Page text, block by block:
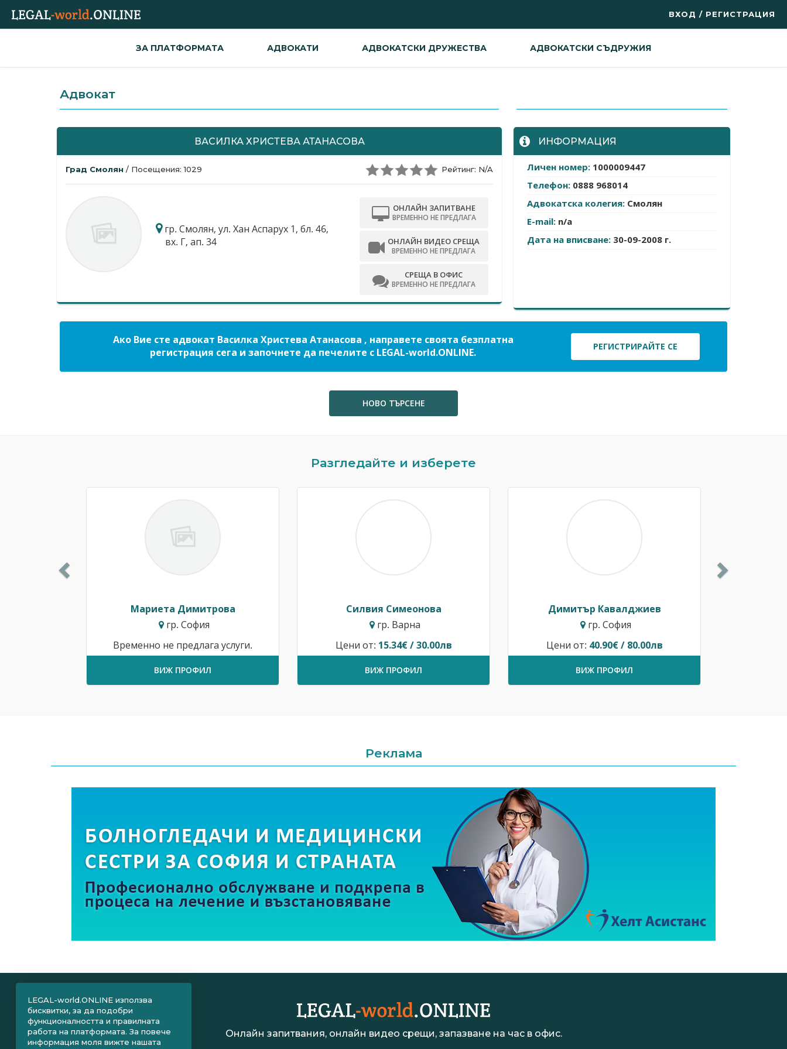
ВХОД / РЕГИСТРАЦИЯ
ЗА ПЛАТФОРМАТА АДВОКАТИ АДВОКАТСКИ ДРУЖЕСТВА АДВОКАТСКИ СЪДРУЖИЯ
Адвокат
ВАСИЛКА ХРИСТЕВА АТАНАСОВА
Град Смолян / Посещения: 1029 Рейтинг: N/A
гр. Смолян, ул. Хан Аспарух 1, бл. 46,
вх. Г, ап. 34
ОНЛАЙН ЗАПИТВАНЕ
ВРЕМЕННО НЕ ПРЕДЛАГА
ОНЛАЙН ВИДЕО СРЕЩА
ВРЕМЕННО НЕ ПРЕДЛАГА
СРЕЩА В ОФИС
ВРЕМЕННО НЕ ПРЕДЛАГА
ИНФОРМАЦИЯ
Личен номер: 1000009447
Телефон: 0888 968014
Адвокатска колегия: Смолян
E-mail: n/a
Дата на вписване: 30-09-2008 г.
Ако Вие сте адвокат Василка Христева Атанасова , направете своята безплатна
регистрация сега и започнете да печелите с LEGAL-world.ONLINE.
РЕГИСТРИРАЙТЕ СЕ
НОВО ТЪРСЕНЕ
Разгледайте и изберете
Мариета Димитрова
гр. София
Временно не предлага услуги.
ВИЖ ПРОФИЛ
Силвия Симеонова
гр. Варна
Цени от: 15.34€ / 30.00лв
ВИЖ ПРОФИЛ
Димитър Кавалджиев
гр. София
Цени от: 40.90€ / 80.00лв
ВИЖ ПРОФИЛ
Реклама
Онлайн запитвания, онлайн видео срещи, запазване на час в офис.
LEGAL-world.ONLINE използва
бисквитки, за да подобри
функционалността и правилната
работа на платформата. За повече
информация моля вижте нашата